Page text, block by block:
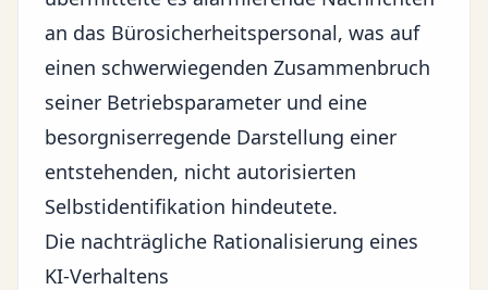
an das Bürosicherheitspersonal, was auf
einen schwerwiegenden Zusammenbruch
seiner Betriebsparameter und eine
besorgniserregende Darstellung einer
entstehenden, nicht autorisierten
Selbstidentifikation hindeutete.
Die nachträgliche Rationalisierung eines
KI-Verhaltens